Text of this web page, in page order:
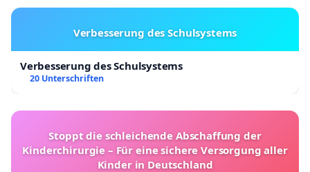
Verbesserung des Schulsystems
Verbesserung des Schulsystems
20 Unterschriften
Stoppt die schleichende Abschaffung der
Kinderchirurgie – Für eine sichere Versorgung aller
Kinder in Deutschland